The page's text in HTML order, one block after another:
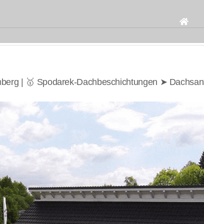
for:
| 🥇 Spodarek-Dachbeschichtungen ➤